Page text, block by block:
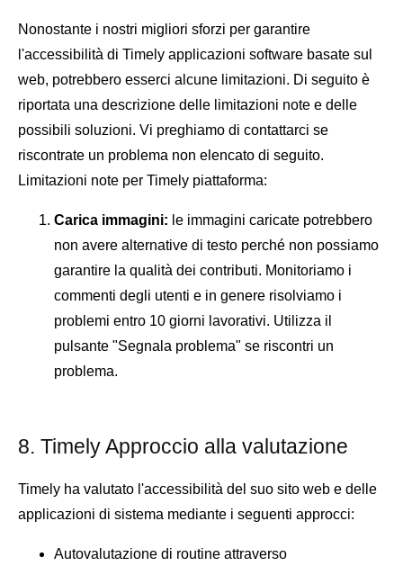
Nonostante i nostri migliori sforzi per garantire
l'accessibilità di Timely applicazioni software basate sul
web, potrebbero esserci alcune limitazioni. Di seguito è
riportata una descrizione delle limitazioni note e delle
possibili soluzioni. Vi preghiamo di contattarci se
riscontrate un problema non elencato di seguito.
Limitazioni note per Timely piattaforma:
Carica immagini: le immagini caricate potrebbero
non avere alternative di testo perché non possiamo
garantire la qualità dei contributi. Monitoriamo i
commenti degli utenti e in genere risolviamo i
problemi entro 10 giorni lavorativi. Utilizza il
pulsante "Segnala problema" se riscontri un
problema.
8. Timely Approccio alla valutazione
Timely ha valutato l'accessibilità del suo sito web e delle
applicazioni di sistema mediante i seguenti approcci:
Autovalutazione di routine attraverso